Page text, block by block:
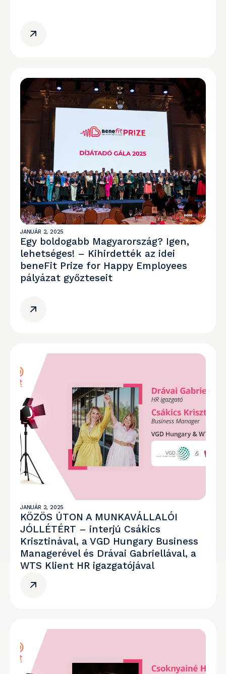
JANUÁR 2, 2025
Egy boldogabb Magyarország? Igen,
lehetséges! – Kihirdették az idei
beneFit Prize for Happy Employees
pályázat győzteseit
JANUÁR 2, 2025
KÖZÖS ÚTON A MUNKAVÁLLALÓI
JÓLLÉTÉRT – interjú Csákics
Krisztinával, a VGD Hungary Business
Managerével és Drávai Gabriellával, a
WTS Klient HR igazgatójával